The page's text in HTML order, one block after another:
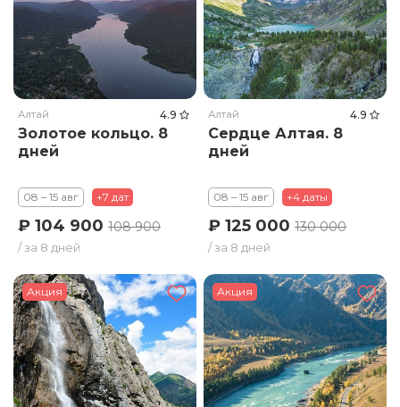
Алтай 4.9
Золотое кольцо. 8
дней
08 – 15 авг +7 дат
₽ 104 900 108 900
/ за 8 дней
Алтай 4.9
Сердце Алтая. 8
дней
08 – 15 авг +4 даты
₽ 125 000130 000
/ за 8 дней
Акция Акция